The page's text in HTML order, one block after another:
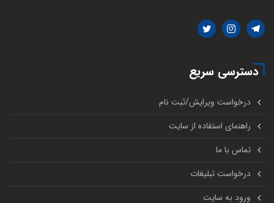
دسترسی سریع
درخواست ویرایش/ثبت نام
راهنمای استفاده از سایت
تماس با ما
درخواست تبلیغات
ورود به سایت